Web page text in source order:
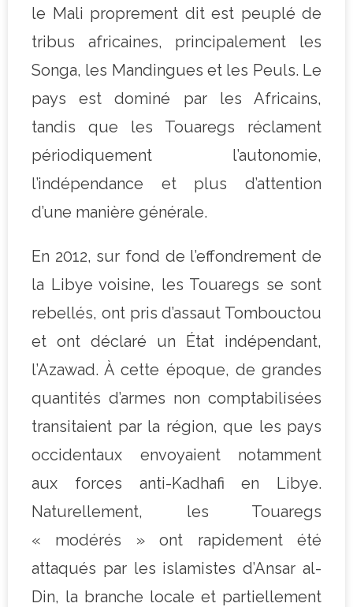
le Mali proprement dit est peuplé de
tribus africaines, principalement les
Songa, les Mandingues et les Peuls. Le
pays est dominé par les Africains,
tandis que les Touaregs réclament
périodiquement l’autonomie,
l’indépendance et plus d’attention
d’une manière générale.
En 2012, sur fond de l’effondrement de
la Libye voisine, les Touaregs se sont
rebellés, ont pris d’assaut Tombouctou
et ont déclaré un État indépendant,
l’Azawad. À cette époque, de grandes
quantités d’armes non comptabilisées
transitaient par la région, que les pays
occidentaux envoyaient notamment
aux forces anti-Kadhafi en Libye.
Naturellement, les Touaregs
« modérés » ont rapidement été
attaqués par les islamistes d’Ansar al-
Din, la branche locale et partiellement